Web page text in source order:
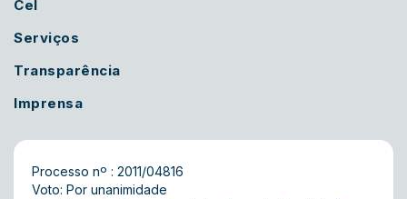
Cel
Serviços
Transparência
Imprensa
Processo nº : 2011/04816
Voto: Por unanimidade